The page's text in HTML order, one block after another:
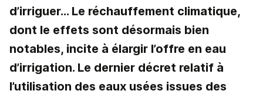
d’irriguer… Le réchauffement climatique,
dont le effets sont désormais bien
notables, incite à élargir l’offre en eau
d’irrigation. Le dernier décret relatif à
l’utilisation des eaux usées issues des